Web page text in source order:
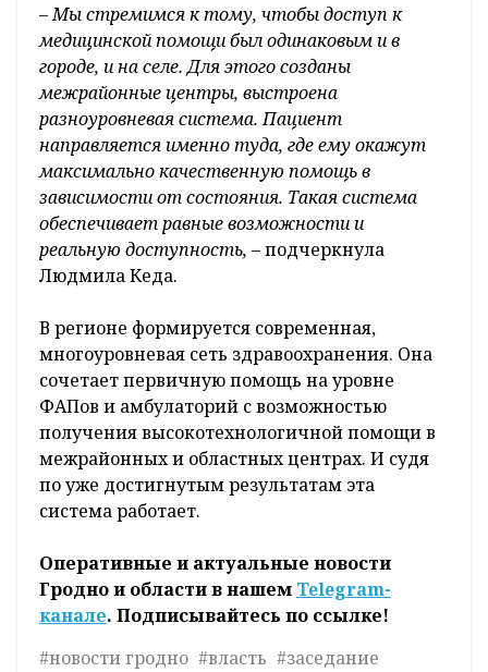
– Мы стремимся к тому, чтобы доступ к
медицинской помощи был одинаковым и в
городе, и на селе. Для этого созданы
межрайонные центры, выстроена
разноуровневая система. Пациент
направляется именно туда, где ему окажут
максимально качественную помощь в
зависимости от состояния. Такая система
обеспечивает равные возможности и
реальную доступность, –подчеркнула
Людмила Кеда.
В регионе формируется современная,
многоуровневая сеть здравоохранения. Она
сочетает первичную помощь на уровне
ФАПов и амбулаторий с возможностью
получения высокотехнологичной помощи в
межрайонных и областных центрах. И судя
по уже достигнутым результатам эта
система работает.
Оперативные и актуальные новости
Гродно и области в нашем Telegram-
канале. Подписывайтесь по ссылке!
#новости гродно #власть #заседание